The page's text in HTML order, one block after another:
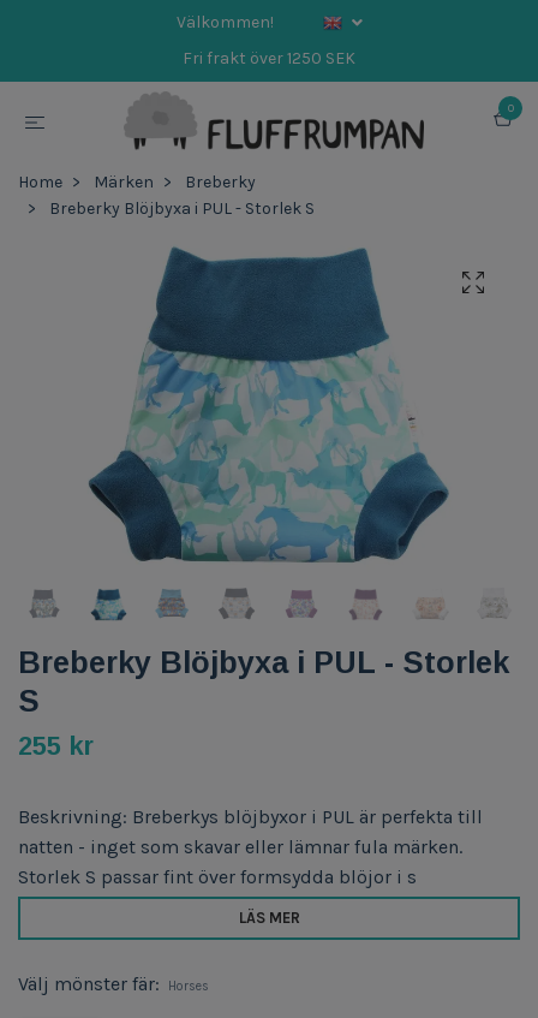
Välkommen!
Fri frakt över 1250 SEK
0
Home Märken
Breberky
Breberky Blöjbyxa i PUL - Storlek S
Breberky Blöjbyxa i PUL - Storlek
S
255 kr
Beskrivning: Breberkys blöjbyxor i PUL är perfekta till
natten - inget som skavar eller lämnar fula märken.
Storlek S passar fint över formsydda blöjor i s
LÄS MER
Välj mönster fär: Horses